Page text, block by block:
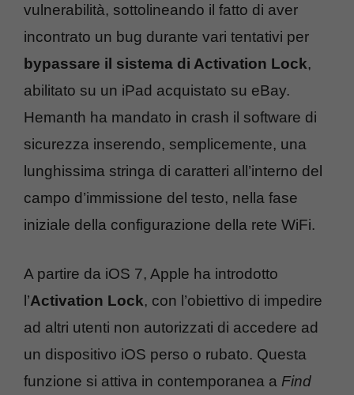
vulnerabilità, sottolineando il fatto di aver
incontrato un bug durante vari tentativi per
bypassare il sistema di Activation Lock,
abilitato su un iPad acquistato su eBay.
Hemanth ha mandato in crash il software di
sicurezza inserendo, semplicemente, una
lunghissima stringa di caratteri all’interno del
campo d’immissione del testo, nella fase
iniziale della configurazione della rete WiFi.
A partire da iOS 7, Apple ha introdotto
l’Activation Lock, con l’obiettivo di impedire
ad altri utenti non autorizzati di accedere ad
un dispositivo iOS perso o rubato. Questa
funzione si attiva in contemporanea a Find